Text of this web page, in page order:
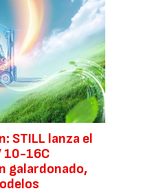
STILL lanza el
10-16C
galardonado,